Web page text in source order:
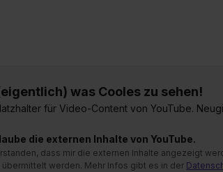
was Cooles zu sehen!
für Video-Content von YouTube.
die externen Inhalte von YouTube.
dass mir die externen Inhalte angezeigt
werden. Mehr Infos gibt es in der
was Cooles zu sehen!
für Video-Content von YouTube.
die externen Inhalte von YouTube.
dass mir die externen Inhalte angezeigt
werden. Mehr Infos gibt es in der